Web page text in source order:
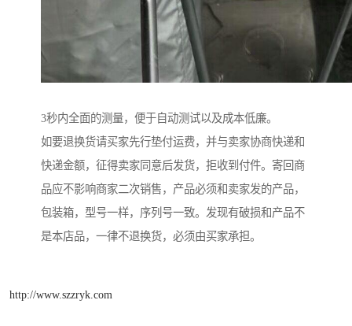
3秒内全面的测量，便于自动测试以及成本低廉。
如要退换货请买家先行垫付运费，并与卖家协商快递和
快递金额，征得卖家同意后发货，拒收到付件。寄回商
品应不影响商家二次销售，产品必须和卖家发的产品，
包装箱，型号一样，序列号一致。发现有破损和产品不
是本店品，一律不退换货，必须由买家承担。
http://www.szzryk.com